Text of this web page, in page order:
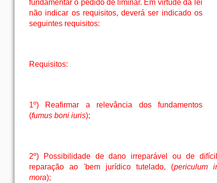
fundamentar o pedido de liminar. Em virtude da lei
não indicar os requisitos, deverá ser indicado os
seguintes requisitos:
Requisitos:
1º) Reafirmar a relevância dos fundamentos
(fumus boni iuris);
2º) Possibilidade de dano irreparável ou de difícil
reparação ao 'bem jurídico tutelado, (periculum
mora);